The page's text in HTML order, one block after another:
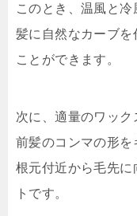
このとき、温風と
髪に自然なカーブ
ことができます。
次に、適量のワック
前髪のコンマの形
根元付近から毛先
トです。